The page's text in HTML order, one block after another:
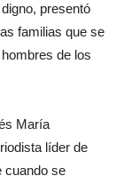
presentó
familias que se
de los
María
líder de
cuando se